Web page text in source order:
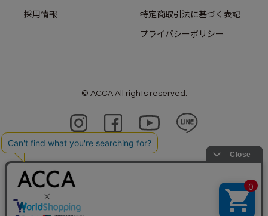
採用情報 特定商取引法に基づく表記
プライバシーポリシー
© ACCA All rights reserved.